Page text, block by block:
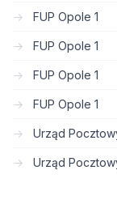
FUP Opole 1
FUP Opole 1
FUP Opole 1
FUP Opole 1
Urząd
Urząd